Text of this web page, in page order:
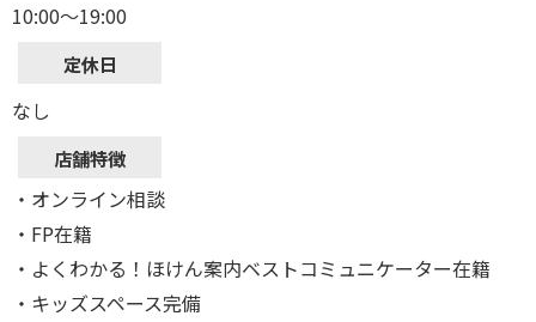
10:00～19:00
定休日
なし
店舗特徴
・オンライン相談
・FP在籍
・よくわかる！ほけん案内ベストコミュニケーター在籍
・キッズスペース完備